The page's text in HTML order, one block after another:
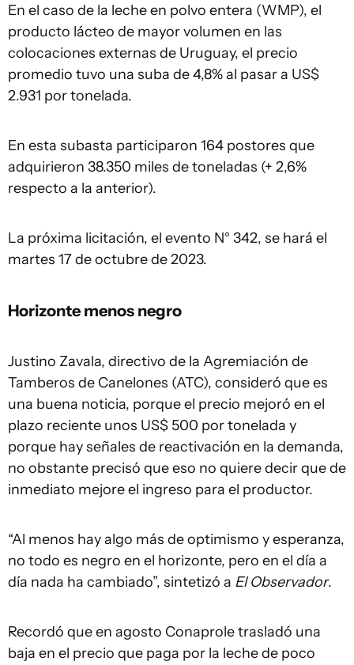
En el caso de la leche en polvo entera (WMP), el
producto lácteo de mayor volumen en las
colocaciones externas de Uruguay, el precio
promedio tuvo una suba de 4,8% al pasar a US$
2.931 por tonelada.
En esta subasta participaron 164 postores que
adquirieron 38.350 miles de toneladas (+ 2,6%
respecto a la anterior).
La próxima licitación, el evento N° 342, se hará el
martes 17 de octubre de 2023.
Horizonte menos negro
Justino Zavala, directivo de la Agremiación de
Tamberos de Canelones (ATC), consideró que es
una buena noticia, porque el precio mejoró en el
plazo reciente unos US$ 500 por tonelada y
porque hay señales de reactivación en la demanda,
no obstante precisó que eso no quiere decir que de
inmediato mejore el ingreso para el productor.
“Al menos hay algo más de optimismo y esperanza,
no todo es negro en el horizonte, pero en el día a
día nada ha cambiado”, sintetizó a El Observador.
Recordó que en agosto Conaprole trasladó una
baja en el precio que paga por la leche de poco